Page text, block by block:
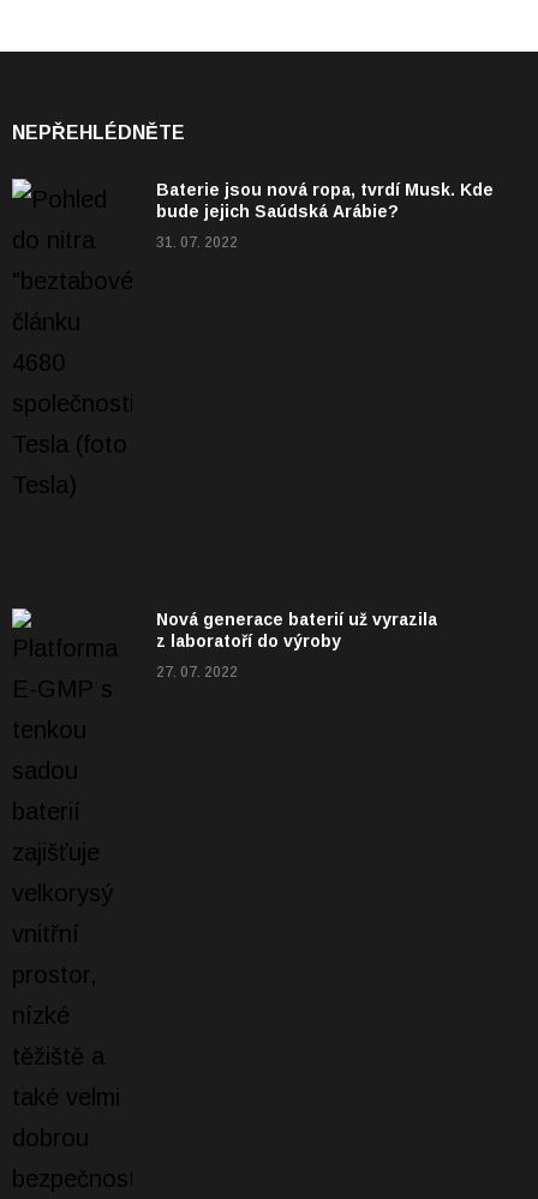
NEPŘEHLÉDNĚTE
Baterie jsou nová ropa, tvrdí Musk. Kde
bude jejich Saúdská Arábie?
31. 07. 2022
Nová generace baterií už vyrazila
z laboratoří do výroby
27. 07. 2022